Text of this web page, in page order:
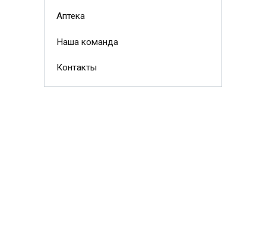
Аптека
Наша команда
Контакты